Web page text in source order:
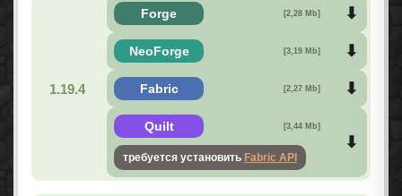
1.19.4
Forge [2,28 Mb]
NeoForge [3,19 Mb]
Fabric [2,27 Mb]
Quilt [3,44 Mb]
требуется установить Fabric API